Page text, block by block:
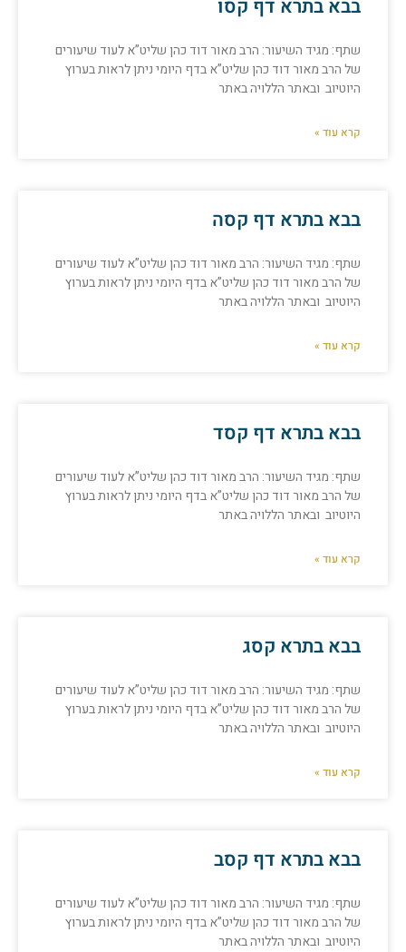
בבא בתרא דף קסו
שתף: מגיד השיעור: הרב מאור דוד כהן שליט”א לעוד שיעורים
של הרב מאור דוד כהן שליט”א בדף היומי ניתן לראות בערוץ
היוטיוב ובאתר הללויה באתר
קרא עוד »
בבא בתרא דף קסה
שתף: מגיד השיעור: הרב מאור דוד כהן שליט”א לעוד שיעורים
של הרב מאור דוד כהן שליט”א בדף היומי ניתן לראות בערוץ
היוטיוב ובאתר הללויה באתר
קרא עוד »
בבא בתרא דף קסד
שתף: מגיד השיעור: הרב מאור דוד כהן שליט”א לעוד שיעורים
של הרב מאור דוד כהן שליט”א בדף היומי ניתן לראות בערוץ
היוטיוב ובאתר הללויה באתר
קרא עוד »
בבא בתרא קסג
שתף: מגיד השיעור: הרב מאור דוד כהן שליט”א לעוד שיעורים
של הרב מאור דוד כהן שליט”א בדף היומי ניתן לראות בערוץ
היוטיוב ובאתר הללויה באתר
קרא עוד »
בבא בתרא דף קסב
שתף: מגיד השיעור: הרב מאור דוד כהן שליט”א לעוד שיעורים
של הרב מאור דוד כהן שליט”א בדף היומי ניתן לראות בערוץ
היוטיוב ובאתר הללויה באתר